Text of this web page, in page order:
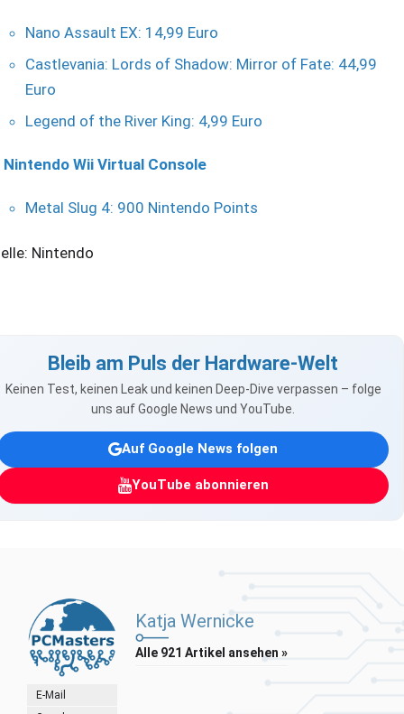
Nano Assault EX: 14,99 Euro
Castlevania: Lords of Shadow: Mirror of Fate: 44,99
Euro
Legend of the River King: 4,99 Euro
Nintendo Wii Virtual Console
Metal Slug 4: 900 Nintendo Points
Nintendo
Bleib am Puls der Hardware-Welt
Keinen Test, keinen Leak und keinen Deep-Dive verpassen – folge
uns auf Google News und YouTube.
Auf Google News folgen
YouTube abonnieren
E-Mail
Katja Wernicke
Alle 921 Artikel ansehen »